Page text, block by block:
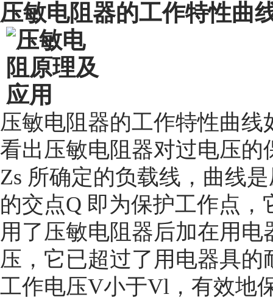
压敏电阻器的工作特性曲
压敏电阻器的工作特性曲线
看出压敏电阻器对过电压
Zs 所确定的负载线，曲线
的交点Q 即为保护工作点，
用了压敏电阻器后加在用
压，它已超过了用电器具的
工作电压V小于Vl ，有效地